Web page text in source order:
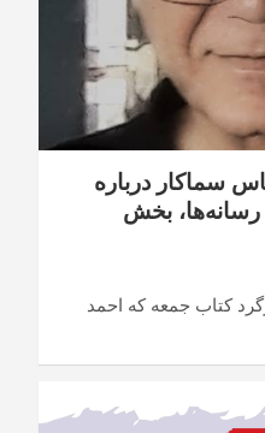
سماکار درباره
بخش
کتاب جمعه که احمد